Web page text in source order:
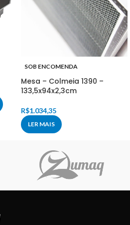
SOB ENCOMENDA
Mesa – Colmeia 1390 –
133,5x94x2,3cm
R$1.034,35
LER MAIS